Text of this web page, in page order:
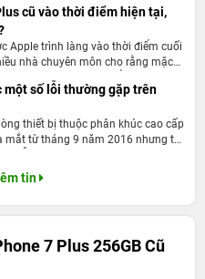
cũ vào thời điểm hiện tại,
Apple trình làng vào thời điểm cuối
nhà chuyên môn cho rằng mặc
đồ công nghệ trên thế giới. Hiện
được 2 năm tuổi, nhiều người đã
mua iPhone 7 Plus cũ vào thời
hay là không. Hãy cùng 24hstore
một số lỗi thường gặp trên
thiết bị thuộc phân khúc cao cấp
mắt từ tháng 9 năm 2016 nhưng tới
theo một số khách hàng đã sử
lại thì thiết bị này có một số lỗi
qua một số lỗi và cách khắc phục
tin
7 Plus 256GB Cũ